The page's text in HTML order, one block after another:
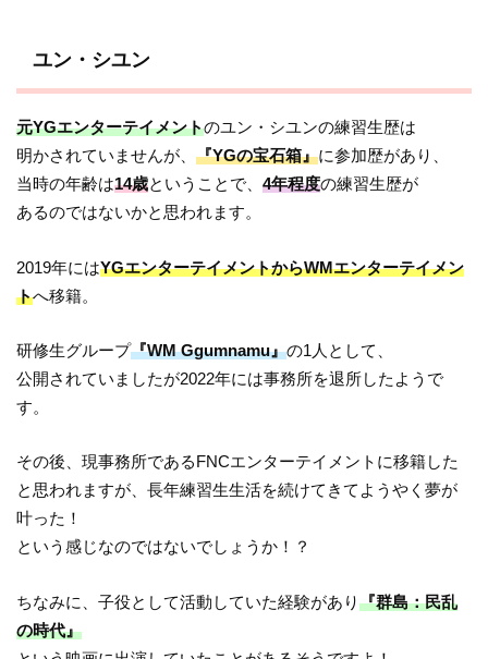
ユン・シユン
元YGエンターテイメントのユン・シユンの練習生歴は
明かされていませんが、『YGの宝石箱』に参加歴があり、
当時の年齢は14歳ということで、4年程度の練習生歴が
あるのではないかと思われます。
2019年にはYGエンターテイメントからWMエンターテイメン
トへ移籍。
研修生グループ『WM Ggumnamu』の1人として、
公開されていましたが2022年には事務所を退所したようで
す。
その後、現事務所であるFNCエンターテイメントに移籍した
と思われますが、長年練習生生活を続けてきてようやく夢が
叶った！
という感じなのではないでしょうか！？
ちなみに、子役として活動していた経験があり『群島：民乱
の時代』